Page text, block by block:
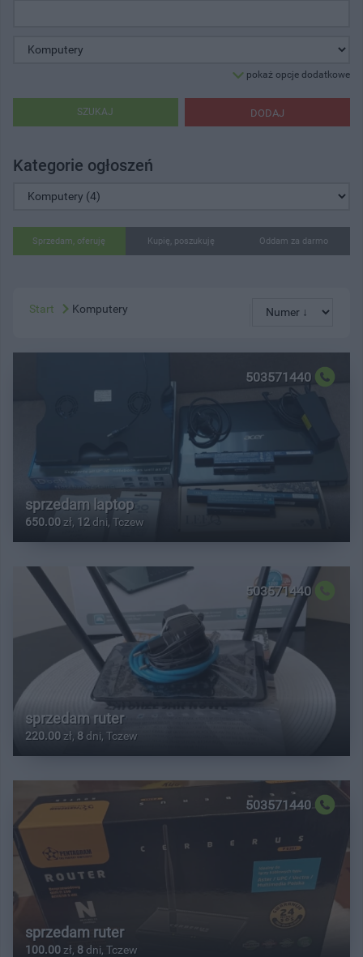
pokaż opcje dodatkowe
DODAJ
SZUKAJ
Kategorie ogłoszeń
Sprzedam, oferuję Kupię, poszukuję Oddam za darmo
Start Komputery
503571440
sprzedam laptop
650.00 zł, 12 dni, Tczew
503571440
sprzedam ruter
220.00 zł, 8 dni, Tczew
503571440
sprzedam ruter
100.00 zł, 8 dni, Tczew